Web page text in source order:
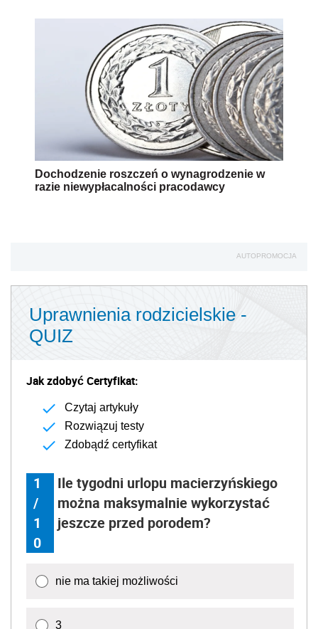
Dochodzenie roszczeń o wynagrodzenie w
razie niewypłacalności pracodawcy
AUTOPROMOCJA
Uprawnienia rodzicielskie -
QUIZ
Jak zdobyć Certyfikat:
Czytaj artykuły
Rozwiązuj testy
Zdobądź certyfikat
1
/
1
0
Ile tygodni urlopu macierzyńskiego
można maksymalnie wykorzystać
jeszcze przed porodem?
nie ma takiej możliwości
3